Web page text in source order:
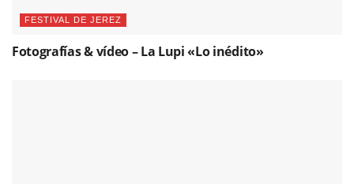
FESTIVAL DE JEREZ
Fotografías & vídeo – La Lupi «Lo inédito»